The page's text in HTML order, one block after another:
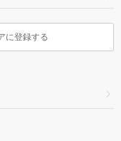
に登録する